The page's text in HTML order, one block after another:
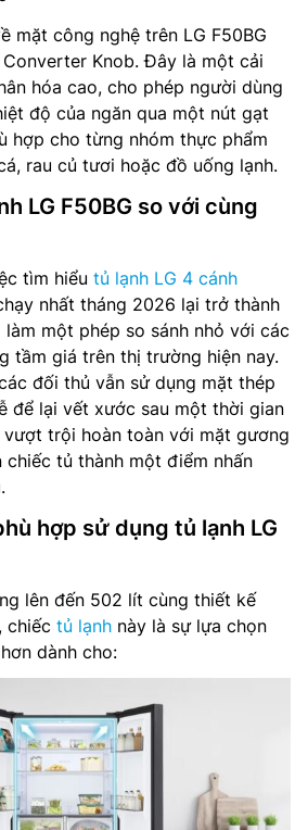
mặt công nghệ trên LG F50BG
Converter Knob. Đây là một cải
hóa cao, cho phép người dùng
độ của ngăn qua một nút gạt
hợp cho từng nhóm thực phẩm
rau củ tươi hoặc đồ uống lạnh.
LG F50BG so với cùng
tìm hiểu tủ lạnh LG 4 cánh
nhất tháng 2026 lại trở thành
một phép so sánh nhỏ với các
tầm giá trên thị trường hiện nay.
đối thủ vẫn sử dụng mặt thép
để lại vết xước sau một thời gian
vượt trội hoàn toàn với mặt gương
chiếc tủ thành một điểm nhấn
hợp sử dụng tủ lạnh LG
lên đến 502 lít cùng thiết kế
chiếc tủ lạnh này là sự lựa chọn
dành cho: